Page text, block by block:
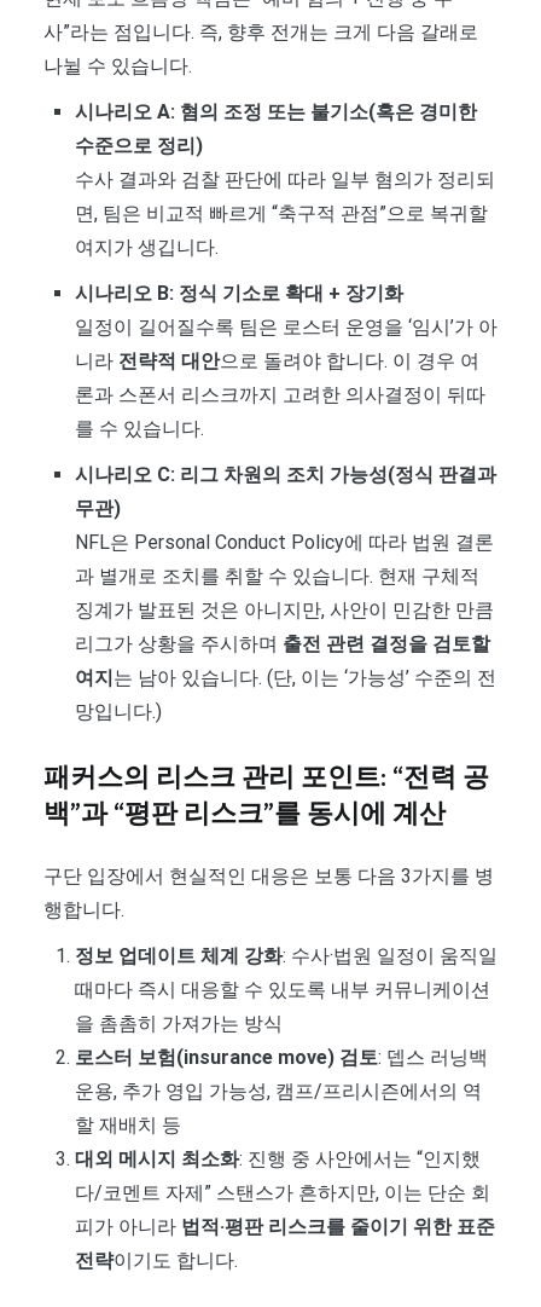
사”라는 점입니다. 즉, 향후 전개는 크게 다음 갈래로
나뉠 수 있습니다.
시나리오 A: 혐의 조정 또는 불기소(혹은 경미한
수준으로 정리)
수사 결과와 검찰 판단에 따라 일부 혐의가 정리되
면, 팀은 비교적 빠르게 “축구적 관점”으로 복귀할
여지가 생깁니다.
시나리오 B: 정식 기소로 확대 + 장기화
일정이 길어질수록 팀은 로스터 운영을 ‘임시’가 아
니라 전략적 대안으로 돌려야 합니다. 이 경우 여
론과 스폰서 리스크까지 고려한 의사결정이 뒤따
를 수 있습니다.
시나리오 C: 리그 차원의 조치 가능성(정식 판결과
무관)
NFL은 Personal Conduct Policy에 따라 법원 결론
과 별개로 조치를 취할 수 있습니다. 현재 구체적
징계가 발표된 것은 아니지만, 사안이 민감한 만큼
리그가 상황을 주시하며 출전 관련 결정을 검토할
여지는 남아 있습니다. (단, 이는 ‘가능성’ 수준의 전
망입니다.)
패커스의 리스크 관리 포인트: “전력 공
백”과 “평판 리스크”를 동시에 계산
구단 입장에서 현실적인 대응은 보통 다음 3가지를 병
행합니다.
정보 업데이트 체계 강화: 수사·법원 일정이 움직일
때마다 즉시 대응할 수 있도록 내부 커뮤니케이션
을 촘촘히 가져가는 방식
로스터 보험(insurance move) 검토: 뎁스 러닝백
운용, 추가 영입 가능성, 캠프/프리시즌에서의 역
할 재배치 등
대외 메시지 최소화: 진행 중 사안에서는 “인지했
다/코멘트 자제” 스탠스가 흔하지만, 이는 단순 회
피가 아니라 법적·평판 리스크를 줄이기 위한 표준
전략이기도 합니다.